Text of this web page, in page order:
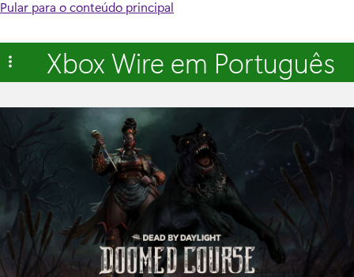
Pular para o conteúdo principal
Xbox Wire em Português